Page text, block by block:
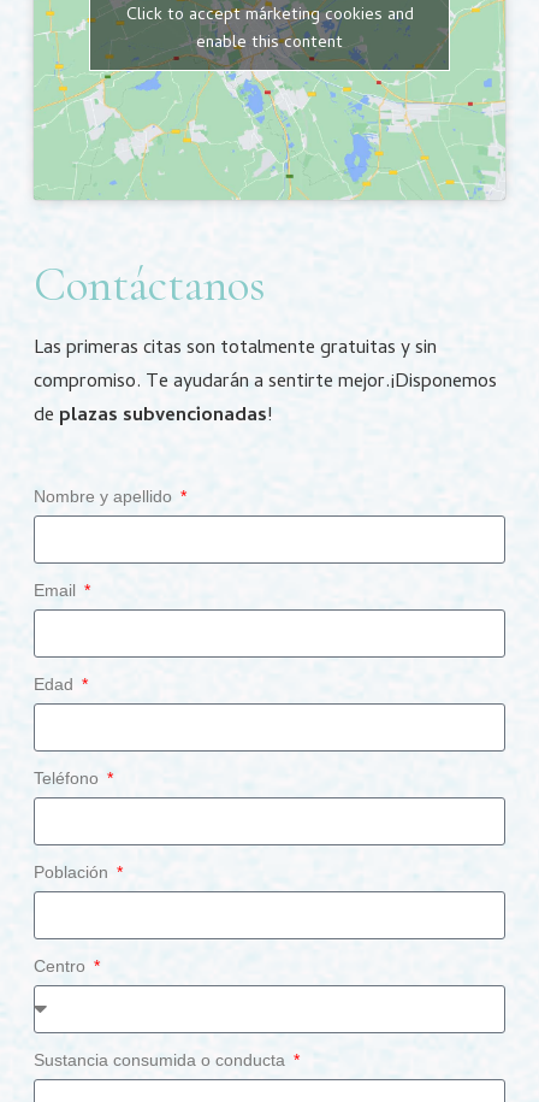
Click to accept márketing cookies and
enable this content
Contáctanos
Las primeras citas son totalmente gratuitas y sin
compromiso. Te ayudarán a sentirte mejor.¡Disponemos
de plazas subvencionadas!
Nombre y apellido
Email
Edad
Teléfono
Población
Centro
Sustancia consumida o conducta